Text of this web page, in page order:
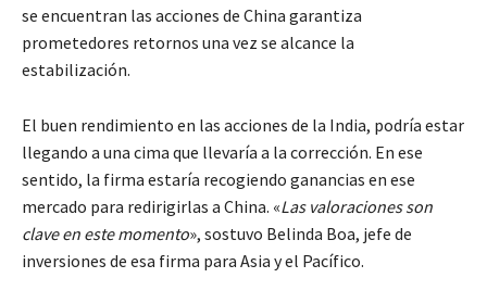
se encuentran las acciones de China garantiza
prometedores retornos una vez se alcance la
estabilización.
El buen rendimiento en las acciones de la India, podría estar
llegando a una cima que llevaría a la corrección. En ese
sentido, la firma estaría recogiendo ganancias en ese
mercado para redirigirlas a China. «Las valoraciones son
clave en este momento», sostuvo Belinda Boa, jefe de
inversiones de esa firma para Asia y el Pacífico.